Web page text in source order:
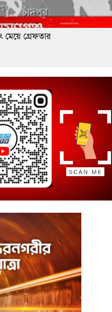
মেয়ে গ্রেফতার